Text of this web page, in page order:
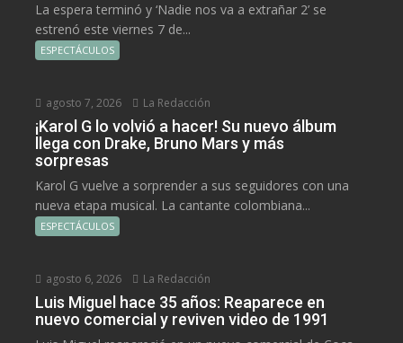
La espera terminó y ‘Nadie nos va a extrañar 2’ se
estrenó este viernes 7 de...
ESPECTÁCULOS
agosto 7, 2026 La Redacción
¡Karol G lo volvió a hacer! Su nuevo álbum
llega con Drake, Bruno Mars y más
sorpresas
Karol G vuelve a sorprender a sus seguidores con una
nueva etapa musical. La cantante colombiana...
ESPECTÁCULOS
agosto 6, 2026 La Redacción
Luis Miguel hace 35 años: Reaparece en
nuevo comercial y reviven video de 1991